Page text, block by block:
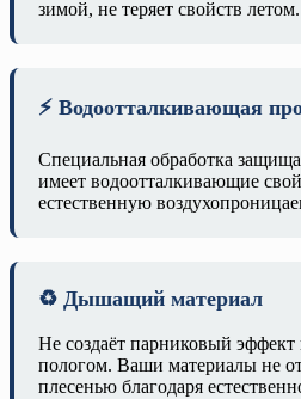
зимой, не теряет свойств летом.
⚡ Водоотталкивающая
Специальная обработка
имеет водоотталкивающие
естественную
♻️ Дышащий материал
Не создаёт парниковый эффект
пологом. Ваши материалы не
плесенью благодаря